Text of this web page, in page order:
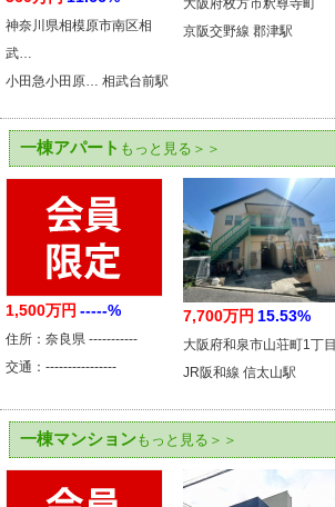
神奈川県相模原市南区相
武…
小田急小田原… 相武台前駅
大阪府枚方市釈尊寺町
京阪交野線 郡津駅
一棟アパート もっと見る＞＞
1,500万円 -----%
住所：奈良県 -----------
交通：----------------
7,700万円 15.53%
大阪府和泉市山荘町1丁目
JR阪和線 信太山駅
一棟マンションもっと見る＞＞